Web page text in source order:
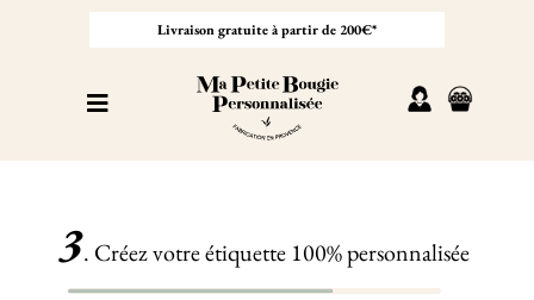
Livraison gratuite à partir de 200€*
Toggle
Personnaliser sa bougie
Nos bougies
3. Créez votre étiquette 100% personnalisée